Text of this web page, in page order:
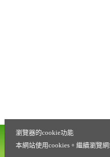
營養諮詢專線
0800-021-216
瀏覽器的cookie功能
本網站使用cookies。繼續瀏覽